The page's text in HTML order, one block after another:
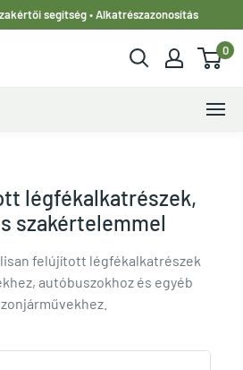
segítség • Alkatrészazonosítás
0
légfékalkatrészek,
szakértelemmel
felújított légfékalkatrészek
autóbuszokhoz és egyéb